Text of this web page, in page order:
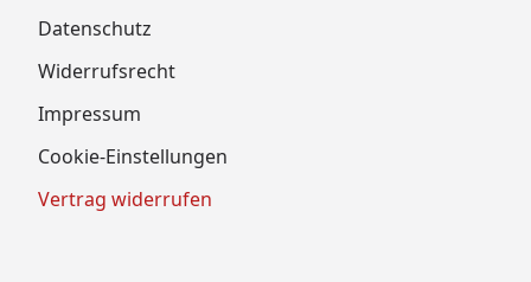
Datenschutz
Widerrufsrecht
Impressum
Cookie-Einstellungen
Vertrag widerrufen